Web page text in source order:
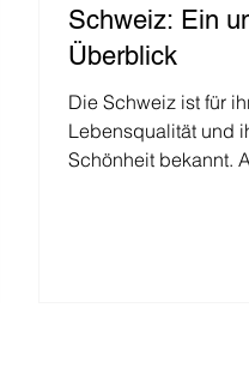
Schweiz: Ein
Überblick
Die Schweiz ist für
Lebensqualität und
Schönheit bekannt.